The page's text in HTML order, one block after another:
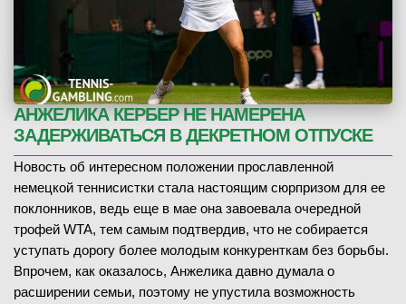
АНЖЕЛИКА КЕРБЕР НЕ НАМЕРЕНА
ЗАДЕРЖИВАТЬСЯ В ДЕКРЕТНОМ ОТПУСКЕ
Новость об интересном положении прославленной
немецкой теннисистки стала настоящим сюрпризом для ее
поклонников, ведь еще в мае она завоевала очередной
трофей WTA, тем самым подтвердив, что не собирается
уступать дорогу более молодым конкуренткам без борьбы.
Впрочем, как оказалось, Анжелика давно думала о
расширении семьи, поэтому не упустила возможность